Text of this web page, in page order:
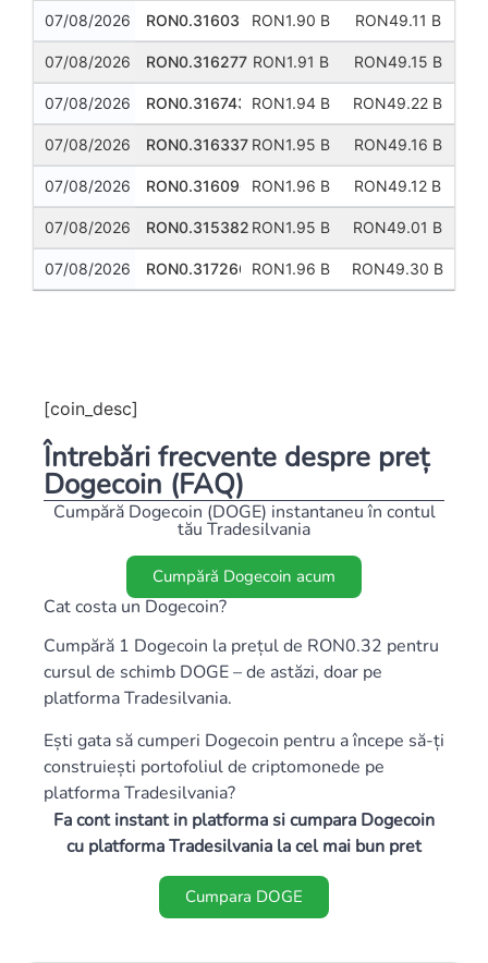
07/08/2026 RON0.316039 RON1.90 B RON49.11 B
07/08/2026 RON0.316277 RON1.91 B RON49.15 B
07/08/2026 RON0.316743 RON1.94 B RON49.22 B
07/08/2026 RON0.316337 RON1.95 B RON49.16 B
07/08/2026 RON0.316096 RON1.96 B RON49.12 B
07/08/2026 RON0.315382 RON1.95 B RON49.01 B
07/08/2026 RON0.317266 RON1.96 B RON49.30 B
[coin_desc]
Întrebări frecvente despre preț
Dogecoin (FAQ)
Cumpără Dogecoin (DOGE) instantaneu în contul
tău Tradesilvania
Cumpără Dogecoin acum
Cat costa un Dogecoin?
Cumpără 1 Dogecoin la prețul de RON0.32 pentru
cursul de schimb DOGE – de astăzi, doar pe
platforma Tradesilvania.
Ești gata să cumperi Dogecoin pentru a începe să-ți
construiești portofoliul de criptomonede pe
platforma Tradesilvania?
Fa cont instant in platforma si cumpara Dogecoin
cu platforma Tradesilvania la cel mai bun pret
Cumpara DOGE